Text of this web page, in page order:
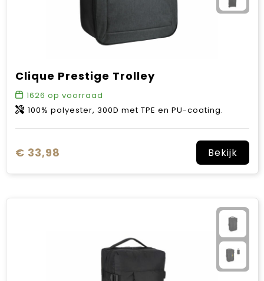
Clique Prestige Trolley
1626 op voorraad
100% polyester, 300D met TPE en PU-coating.
€ 33,98 Bekijk